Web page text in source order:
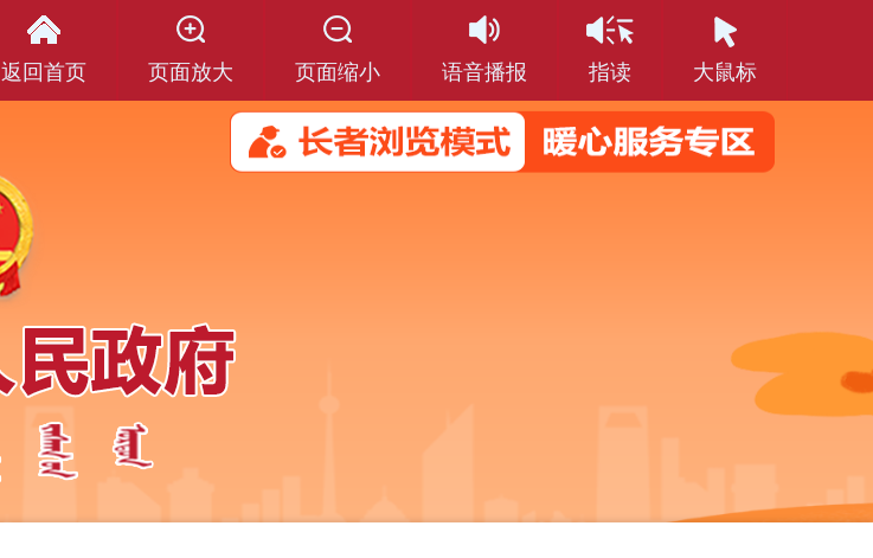
返回首页 页面放大 页面缩小 语音播报 指读 大鼠标